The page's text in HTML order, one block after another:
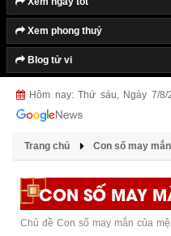
Xem phong thuỷ
Blog tử vi
Hôm nay: Thứ sáu, Ngày 7/8/
Trang chủ Con số may
CON SỐ MAY
Chủ đề Con số may mắn của